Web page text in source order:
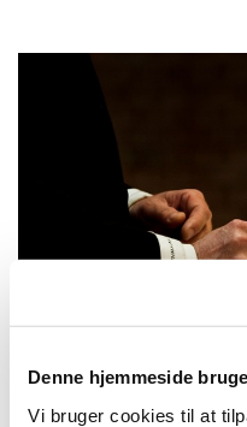
Denne hjemmeside
Vi bruger cookies til at